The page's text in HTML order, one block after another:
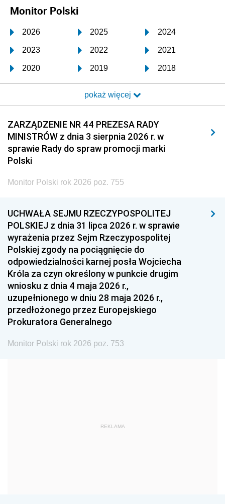
Monitor Polski
2026 2025 2024
2023 2022 2021
2020 2019 2018
2017 2016 2015
2014 2013 2012
2011 2010 2009
2008 2007 2006
2005
1996 1995 1994
1993 1992 1991
1990 1989
1987 1986 1985
1984 1983
1981 1980 1979
1978 1977
1975 1974
1959
pokaż więcej
ZARZĄDZENIE NR 44 PREZESA RADY
MINISTRÓW z dnia 3 sierpnia 2026 r. w
sprawie Rady do spraw promocji marki
Polski
Monitor Polski rok 2026 poz. 755
UCHWAŁA SEJMU RZECZYPOSPOLITEJ
POLSKIEJ z dnia 31 lipca 2026 r. w sprawie
wyrażenia przez Sejm Rzeczypospolitej
Polskiej zgody na pociągnięcie do
odpowiedzialności karnej posła Wojciecha
Króla za czyn określony w punkcie drugim
wniosku z dnia 4 maja 2026 r.,
uzupełnionego w dniu 28 maja 2026 r.,
przedłożonego przez Europejskiego
Prokuratora Generalnego
Monitor Polski rok 2026 poz. 753
REKLAMA